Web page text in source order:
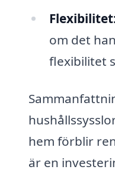
om det
flexibilitet
hem förblir
är en